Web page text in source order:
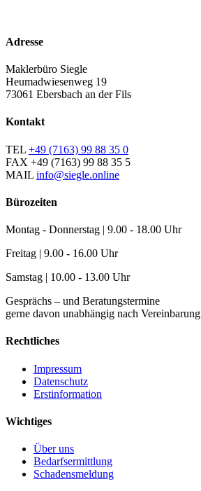
Adresse
Maklerbüro Siegle
Heumadwiesenweg 19
73061 Ebersbach an der Fils
Kontakt
TEL +49 (7163) 99 88 35 0
FAX +49 (7163) 99 88 35 5
MAIL info@siegle.online
Bürozeiten
Montag - Donnerstag | 9.00 - 18.00 Uhr
Freitag | 9.00 - 16.00 Uhr
Samstag | 10.00 - 13.00 Uhr
Gesprächs – und Beratungstermine
gerne davon unabhängig nach Vereinbarung
Rechtliches
Impressum
Datenschutz
Erstinformation
Wichtiges
Über uns
Bedarfsermittlung
Schadensmeldung